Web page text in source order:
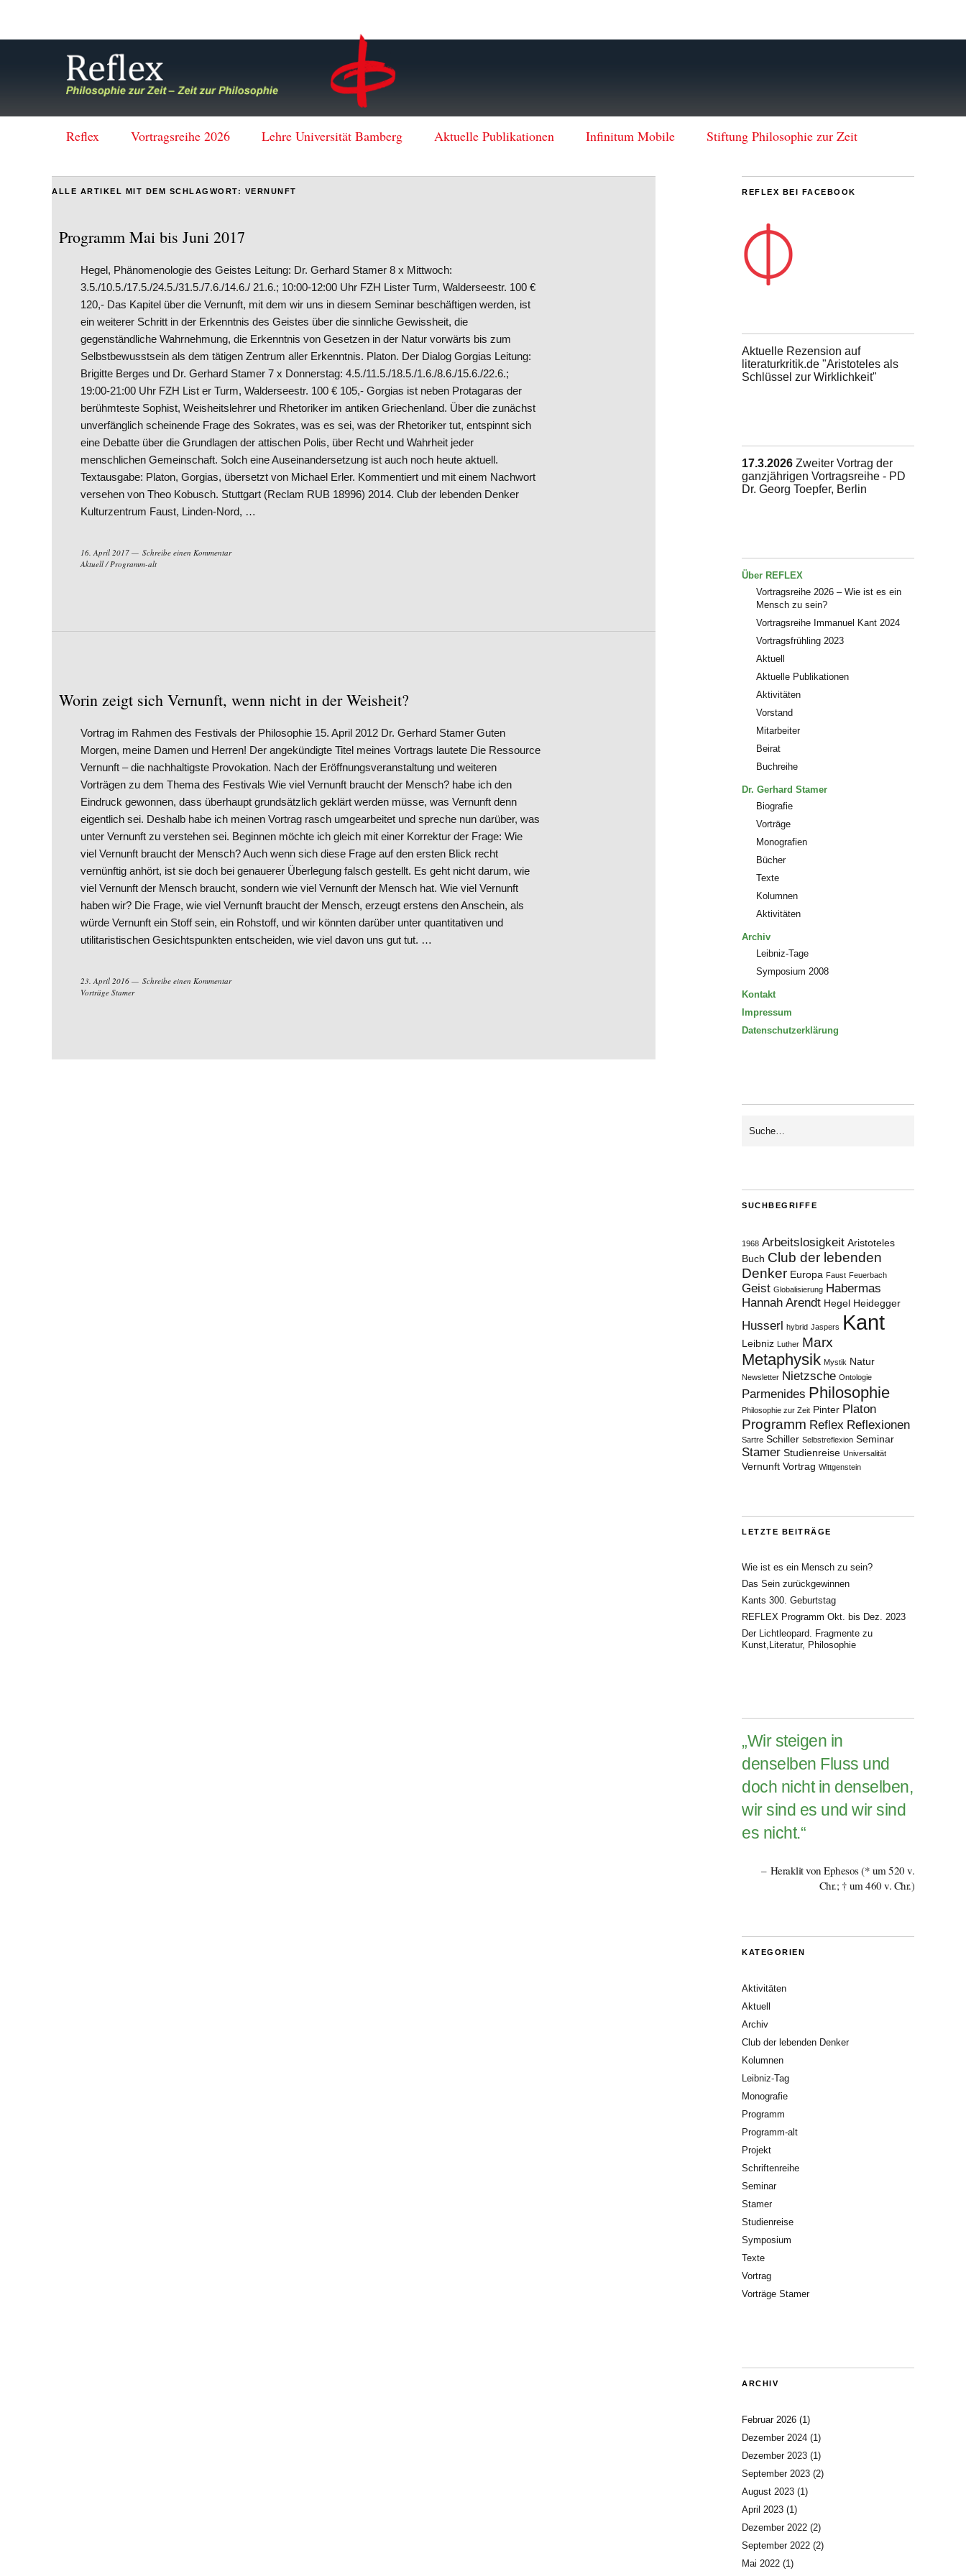
Reflex Vortragsreihe 2026 Lehre Universität Bamberg Aktuelle Publikationen Infinitum Mobile Stiftung Philosophie zur Zeit
ALLE ARTIKEL MIT DEM SCHLAGWORT: VERNUNFT
Programm Mai bis Juni 2017
Hegel, Phänomenologie des Geistes Leitung: Dr. Gerhard Stamer 8 x Mittwoch:
3.5./10.5./17.5./24.5./31.5./7.6./14.6./ 21.6.; 10:00-12:00 Uhr FZH Lister Turm, Walderseestr. 100 €
120,- Das Kapitel über die Vernunft, mit dem wir uns in diesem Seminar beschäftigen werden, ist
ein weiterer Schritt in der Erkenntnis des Geistes über die sinnliche Gewissheit, die
gegenständliche Wahrnehmung, die Erkenntnis von Gesetzen in der Natur vorwärts bis zum
Selbstbewusstsein als dem tätigen Zentrum aller Erkenntnis. Platon. Der Dialog Gorgias Leitung:
Brigitte Berges und Dr. Gerhard Stamer 7 x Donnerstag: 4.5./11.5./18.5./1.6./8.6./15.6./22.6.;
19:00-21:00 Uhr FZH List er Turm, Walderseestr. 100 € 105,- Gorgias ist neben Protagaras der
berühmteste Sophist, Weisheitslehrer und Rhetoriker im antiken Griechenland. Über die zunächst
unverfänglich scheinende Frage des Sokrates, was es sei, was der Rhetoriker tut, entspinnt sich
eine Debatte über die Grundlagen der attischen Polis, über Recht und Wahrheit jeder
menschlichen Gemeinschaft. Solch eine Auseinandersetzung ist auch noch heute aktuell.
Textausgabe: Platon, Gorgias, übersetzt von Michael Erler. Kommentiert und mit einem Nachwort
versehen von Theo Kobusch. Stuttgart (Reclam RUB 18996) 2014. Club der lebenden Denker
Kulturzentrum Faust, Linden-Nord, …
16. April 2017
Schreibe einen Kommentar
Aktuell / Programm-alt
Worin zeigt sich Vernunft, wenn nicht in der Weisheit?
Vortrag im Rahmen des Festivals der Philosophie 15. April 2012 Dr. Gerhard Stamer Guten
Morgen, meine Damen und Herren! Der angekündigte Titel meines Vortrags lautete Die Ressource
Vernunft – die nachhaltigste Provokation. Nach der Eröffnungsveranstaltung und weiteren
Vorträgen zu dem Thema des Festivals Wie viel Vernunft braucht der Mensch? habe ich den
Eindruck gewonnen, dass überhaupt grundsätzlich geklärt werden müsse, was Vernunft denn
eigentlich sei. Deshalb habe ich meinen Vortrag rasch umgearbeitet und spreche nun darüber, was
unter Vernunft zu verstehen sei. Beginnen möchte ich gleich mit einer Korrektur der Frage: Wie
viel Vernunft braucht der Mensch? Auch wenn sich diese Frage auf den ersten Blick recht
vernünftig anhört, ist sie doch bei genauerer Überlegung falsch gestellt. Es geht nicht darum, wie
viel Vernunft der Mensch braucht, sondern wie viel Vernunft der Mensch hat. Wie viel Vernunft
haben wir? Die Frage, wie viel Vernunft braucht der Mensch, erzeugt erstens den Anschein, als
würde Vernunft ein Stoff sein, ein Rohstoff, und wir könnten darüber unter quantitativen und
utilitaristischen Gesichtspunkten entscheiden, wie viel davon uns gut tut. …
23. April 2016
Schreibe einen Kommentar
Vorträge Stamer
REFLEX BEI FACEBOOK
Aktuelle Rezension auf
literaturkritik.de "Aristoteles als
Schlüssel zur Wirklichkeit"
17.3.2026 Zweiter Vortrag der
ganzjährigen Vortragsreihe - PD
Dr. Georg Toepfer, Berlin
Über REFLEX
Vortragsreihe 2026 – Wie ist es ein
Mensch zu sein?
Vortragsreihe Immanuel Kant 2024
Vortragsfrühling 2023
Aktuell
Aktuelle Publikationen
Aktivitäten
Vorstand
Mitarbeiter
Beirat
Buchreihe
Dr. Gerhard Stamer
Biografie
Vorträge
Monografien
Bücher
Texte
Kolumnen
Aktivitäten
Archiv
Leibniz-Tage
Symposium 2008
Kontakt
Impressum
Datenschutzerklärung
SUCHBEGRIFFE
1968 Arbeitslosigkeit Aristoteles
Buch Club der lebenden
Denker Europa Faust Feuerbach
Geist Globalisierung Habermas
Hannah Arendt Hegel Heidegger
Husserl hybrid Jaspers Kant
Leibniz Luther Marx
Metaphysik Mystik Natur
Newsletter Nietzsche Ontologie
Parmenides Philosophie
Philosophie zur Zeit Pinter Platon
Programm Reflex Reflexionen
Sartre Schiller Selbstreflexion Seminar
Stamer Studienreise Universalität
Vernunft Vortrag Wittgenstein
LETZTE BEITRÄGE
Wie ist es ein Mensch zu sein?
Das Sein zurückgewinnen
Kants 300. Geburtstag
REFLEX Programm Okt. bis Dez. 2023
Der Lichtleopard. Fragmente zu
Kunst,Literatur, Philosophie
„Wir steigen in
denselben Fluss und
doch nicht in denselben,
wir sind es und wir sind
es nicht.“
Heraklit von Ephesos (* um 520 v.
Chr.; † um 460 v. Chr.)
KATEGORIEN
Aktivitäten
Aktuell
Archiv
Club der lebenden Denker
Kolumnen
Leibniz-Tag
Monografie
Programm
Programm-alt
Projekt
Schriftenreihe
Seminar
Stamer
Studienreise
Symposium
Texte
Vortrag
Vorträge Stamer
ARCHIV
Februar 2026 (1)
Dezember 2024 (1)
Dezember 2023 (1)
September 2023 (2)
August 2023 (1)
April 2023 (1)
Dezember 2022 (2)
September 2022 (2)
Mai 2022 (1)